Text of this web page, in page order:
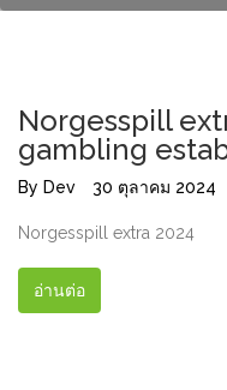
Norgesspill
gambling
By Dev 30 ตุลาคม 2024
Norgesspill extra 2024
อ่านต่อ